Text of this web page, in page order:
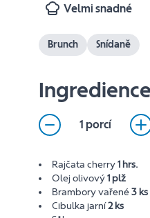
Velmi snadné
Brunch Snídaně
Ingredience
1 porcí
Rajčata cherry1 hrs.
Olej olivový1 plž
Brambory vařené3 ks
Cibulka jarní2 ks